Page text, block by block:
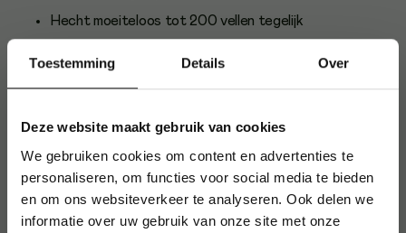
Toestemming Details Over
Deze website maakt gebruik van cookies
We gebruiken cookies om content en advertenties te
personaliseren, om functies voor social media te bieden
en om ons websiteverkeer te analyseren. Ook delen we
informatie over uw gebruik van onze site met onze
Hecht moeiteloos tot 200 vellen tegelijk
regelmatig grote stapels papier willen nieten. Dankzij de
verstelbare papierstop is nauwkeurig werken eenvoudig.
Over Q-CONNECT